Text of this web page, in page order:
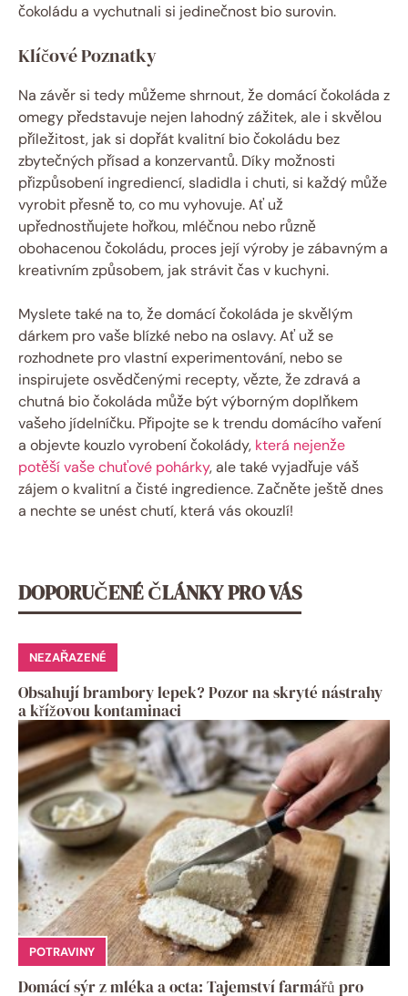
čokoládu a vychutnali si jedinečnost bio surovin.
Klíčové Poznatky
Na závěr si tedy můžeme shrnout, že domácí čokoláda z
omegy představuje nejen lahodný zážitek, ale i skvělou
příležitost, jak si dopřát kvalitní bio čokoládu bez
zbytečných přísad a konzervantů. Díky možnosti
přizpůsobení ingrediencí, sladidla i chuti, si každý může
vyrobit přesně to, co mu vyhovuje. Ať už
upřednostňujete hořkou, mléčnou nebo různě
obohacenou čokoládu, proces její výroby je zábavným a
kreativním způsobem, jak strávit čas v kuchyni.
Myslete také na to, že domácí čokoláda je skvělým
dárkem pro vaše blízké nebo na oslavy. Ať už se
rozhodnete pro vlastní experimentování, nebo se
inspirujete osvědčenými recepty, vězte, že zdravá a
chutná bio čokoláda může být výborným doplňkem
vašeho jídelníčku. Připojte se k trendu domácího vaření
a objevte kouzlo vyrobení čokolády, která nejenže
potěší vaše chuťové pohárky, ale také vyjadřuje váš
zájem o kvalitní a čisté ingredience. Začněte ještě dnes
a nechte se unést chutí, která vás okouzlí!
DOPORUČENÉ ČLÁNKY PRO VÁS
NEZAŘAZENÉ
Obsahují brambory lepek? Pozor na skryté nástrahy
a křížovou kontaminaci
POTRAVINY
Domácí sýr z mléka a octa: Tajemství farmářů pro